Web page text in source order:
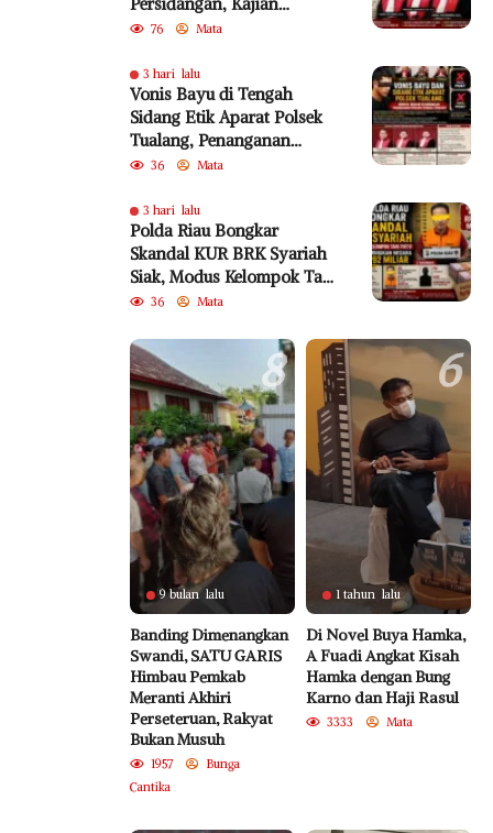
Akademik, dan SEMA No. 4
76 Mata
3 hari lalu
Vonis Bayu di Tengah
Sidang Etik Aparat Polsek
Tualang, Penanganan
Perkara Kembali Jadi
36 Mata
3 hari lalu
Polda Riau Bongkar
Skandal KUR BRK Syariah
Siak, Modus Kelompok Tani
Fiktif Diduga Rugikan
36 Mata
8
9 bulan lalu
Banding Dimenangkan
Swandi, SATU GARIS
Himbau Pemkab
Meranti Akhiri
Perseteruan, Rakyat
Bukan Musuh
1957
Bunga
Cantika
6
1 tahun lalu
Di Novel Buya Hamka,
A Fuadi Angkat Kisah
Hamka dengan Bung
Karno dan Haji Rasul
3333 Mata